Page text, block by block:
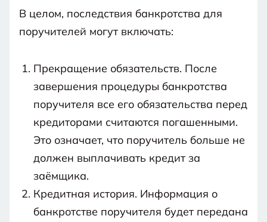
В целом, последствия банкротства для
поручителей могут включать:
Прекращение обязательств. После
завершения процедуры банкротства
поручителя все его обязательства перед
кредиторами считаются погашенными.
Это означает, что поручитель больше не
должен выплачивать кредит за
заёмщика.
Кредитная история. Информация о
банкротстве поручителя будет передана